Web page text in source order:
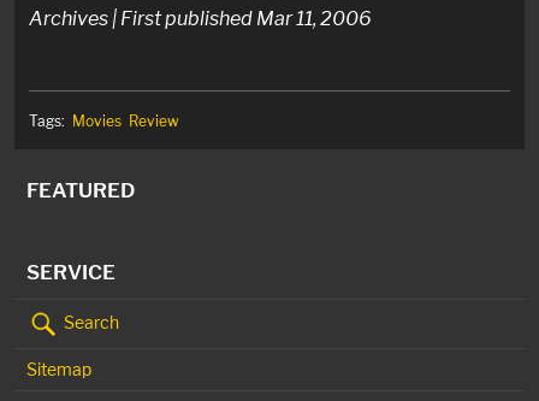
Archives | First published Mar 11, 2006
Tags: Movies Review
FEATURED
SERVICE
Search
Sitemap